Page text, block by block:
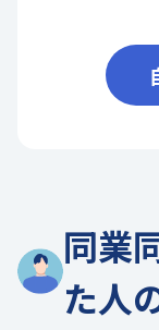
同業
た人